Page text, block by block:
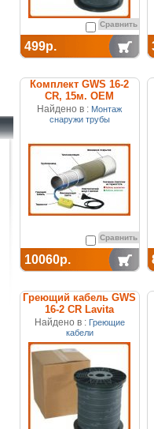
Сравнить
499р.
Комплект GWS 16-2
CR, 15м. ОЕМ
Найдено в : Монтаж
снаружи трубы
Сравнить
10060р.
Греющий кабель GWS
16-2 CR Lavita
Найдено в : Греющие
кабели